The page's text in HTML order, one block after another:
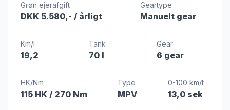
Grøn ejerafgift
DKK 5.580,- / årligt
Geartype
Manuelt gear
Km/l
19,2
Tank
70 l
Gear
6 gear
HK/Nm
115 HK / 270 Nm
Type
MPV
0-100 km/t
13,0 sek